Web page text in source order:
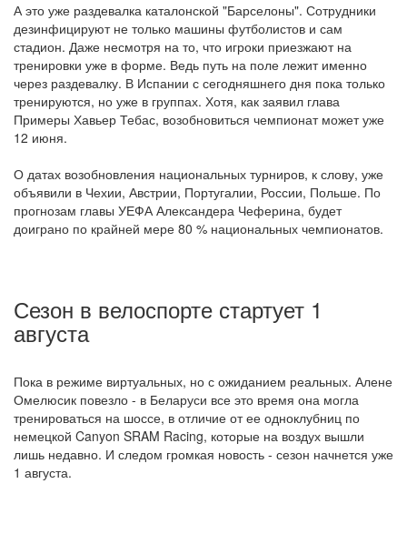
А это уже раздевалка каталонской "Барселоны". Сотрудники
дезинфицируют не только машины футболистов и сам
стадион. Даже несмотря на то, что игроки приезжают на
тренировки уже в форме. Ведь путь на поле лежит именно
через раздевалку. В Испании с сегодняшнего дня пока только
тренируются, но уже в группах. Хотя, как заявил глава
Примеры Хавьер Тебас, возобновиться чемпионат может уже
12 июня.
О датах возобновления национальных турниров, к слову, уже
объявили в Чехии, Австрии, Португалии, России, Польше. По
прогнозам главы УЕФА Александера Чеферина, будет
доиграно по крайней мере 80 % национальных чемпионатов.
Сезон в велоспорте стартует 1
августа
Пока в режиме виртуальных, но с ожиданием реальных. Алене
Омелюсик повезло - в Беларуси все это время она могла
тренироваться на шоссе, в отличие от ее одноклубниц по
немецкой Canyon SRAM Racing, которые на воздух вышли
лишь недавно. И следом громкая новость - сезон начнется уже
1 августа.